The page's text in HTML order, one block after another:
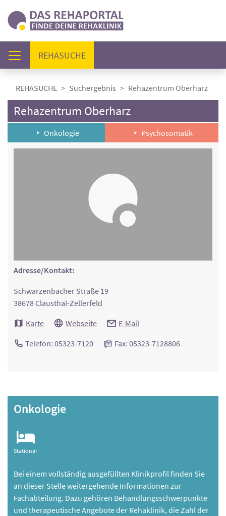
REHASUCHE(AKTUELL)
REHASUCHE Suchergebnis Rehazentrum Oberharz
Rehazentrum Oberharz
Onkologie Psychosomatik
Adresse/Kontakt:
Schwarzenbacher Straße 19
38678 Clausthal-Zellerfeld
Karte
Webseite E-Mail
Telefon: 05323-7120 Fax: 05323-7128806
Onkologie
Stationär
Bei einem vollständig ausgefüllten Klinikprofil finden Sie
an dieser Stelle weitergehende Informationen zur
Fachabteilung. Dazu gehören Behandlungsschwerpunkte
und therapeutische Angebote der Rehaklinik, die Zahl der